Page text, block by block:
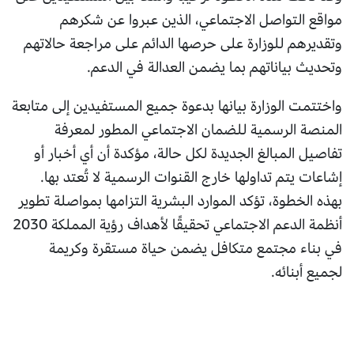
مواقع التواصل الاجتماعي، الذين عبروا عن شكرهم
وتقديرهم للوزارة على حرصها الدائم على مراجعة حالاتهم
وتحديث بياناتهم بما يضمن العدالة في الدعم.
واختتمت الوزارة بيانها بدعوة جميع المستفيدين إلى متابعة
المنصة الرسمية للضمان الاجتماعي المطور لمعرفة
تفاصيل المبالغ الجديدة لكل حالة، مؤكدة أن أي أخبار أو
إشاعات يتم تداولها خارج القنوات الرسمية لا تُعتد بها.
بهذه الخطوة، تؤكد الموارد البشرية التزامها بمواصلة تطوير
أنظمة الدعم الاجتماعي تحقيقًا لأهداف رؤية المملكة 2030
في بناء مجتمع متكافل يضمن حياة مستقرة وكريمة
لجميع أبنائه.